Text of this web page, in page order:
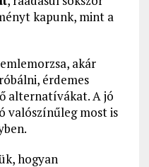
kapunk, mint a
akár
érdemes
alternatívákat. A jó
valószínűleg most is
hogyan